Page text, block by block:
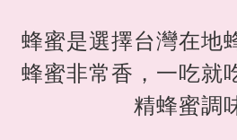
蜂蜜是選擇台灣在地
蜂蜜非常香，一吃就
精蜂蜜調